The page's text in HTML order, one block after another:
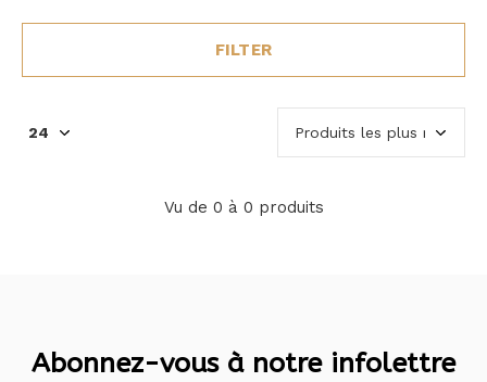
FILTER
Vu de 0 à 0 produits
Abonnez-vous à notre infolettre